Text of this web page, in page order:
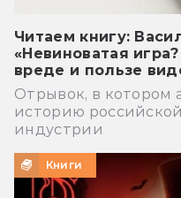
Читаем книгу:
«Невиноватая
вреде и пользе
Отрывок, в котором
историю
индустрии
Книги